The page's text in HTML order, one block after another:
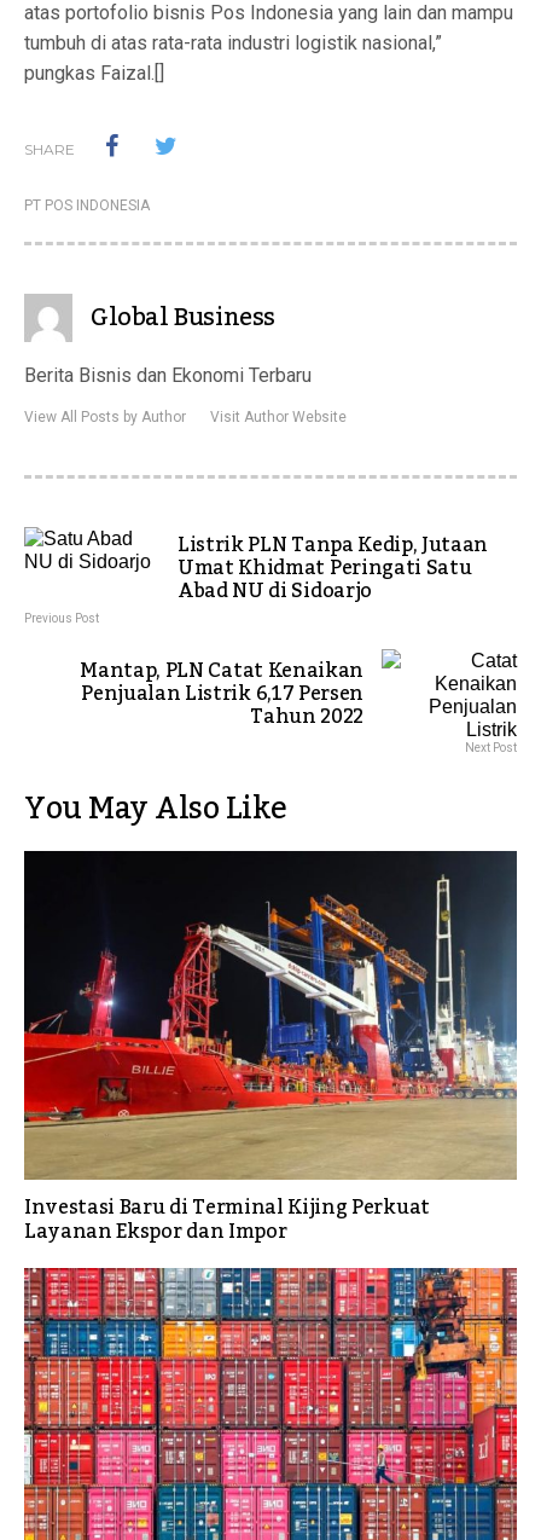
atas portofolio bisnis Pos Indonesia yang lain dan mampu
tumbuh di atas rata-rata industri logistik nasional,”
pungkas Faizal.[]
SHARE
PT POS INDONESIA
Global Business
Berita Bisnis dan Ekonomi Terbaru
View All Posts by Author Visit Author Website
Listrik PLN Tanpa Kedip, Jutaan
Umat Khidmat Peringati Satu
Abad NU di Sidoarjo
Previous Post
Mantap, PLN Catat Kenaikan
Penjualan Listrik 6,17 Persen
Tahun 2022
Next Post
You May Also Like
Investasi Baru di Terminal Kijing Perkuat
Layanan Ekspor dan Impor